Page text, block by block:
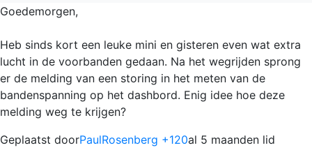
Goedemorgen,
Heb sinds kort een leuke mini en gisteren even wat extra
lucht in de voorbanden gedaan. Na het wegrijden sprong
er de melding van een storing in het meten van de
bandenspanning op het dashbord. Enig idee hoe deze
melding weg te krijgen?
Geplaatst doorPaulRosenberg +120al 5 maanden lid